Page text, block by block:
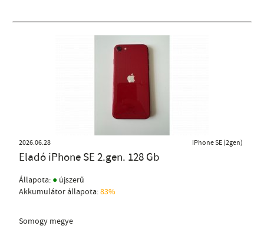
2026.06.28 iPhone SE (2gen)
Eladó iPhone SE 2.gen. 128 Gb
Állapota: ● újszerű
Akkumulátor állapota:83%
Somogy megye